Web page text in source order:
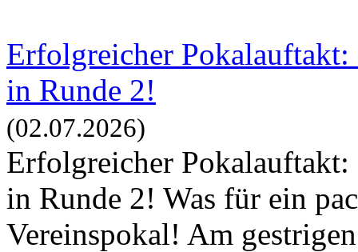
Erfolgreicher
in Runde 2!
(02.07.2026)
Erfolgreicher
in Runde 2! Was für ein
Vereinspokal! Am